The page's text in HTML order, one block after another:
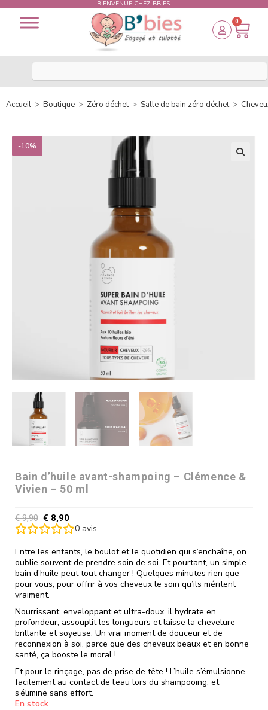
BIENVENUE CHEZ BBIES.
0
Accueil > Boutique > Zéro déchet > Salle de bain zéro déchet >
-10%
Bain d’huile avant-shampoing – Clémence &
Vivien – 50 ml
€9,90 € 8,90
0 avis
Entre les enfants, le boulot et le quotidien qui s’enchaîne, on
oublie souvent de prendre soin de soi. Et pourtant, un simple
bain d’huile peut tout changer ! Quelques minutes rien que
pour vous, pour offrir à vos cheveux le soin qu’ils méritent
vraiment.
Nourrissant, enveloppant et ultra-doux, il hydrate en
profondeur, assouplit les longueurs et laisse la chevelure
brillante et soyeuse. Un vrai moment de douceur et de
reconnexion à soi, parce que des cheveux beaux et en bonne
santé, ça booste le moral !
Et pour le rinçage, pas de prise de tête ! L’huile s’émulsionne
facilement au contact de l’eau lors du shampooing, et
s’élimine sans effort.
En stock